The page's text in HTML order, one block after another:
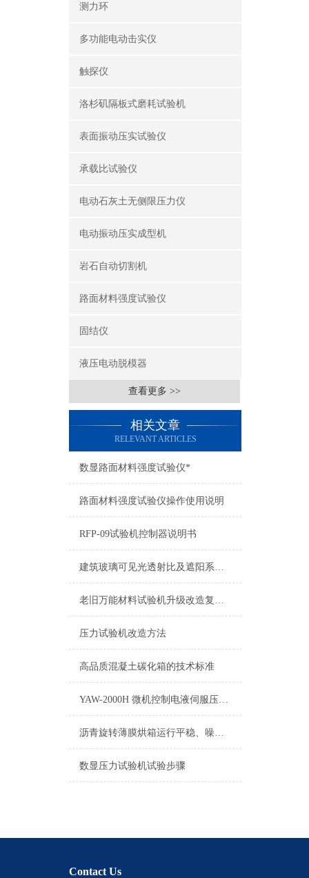
测力环
多功能电动击实仪
触探仪
洛杉矶隔板式磨耗试验机
表面振动压实试验仪
承载比试验仪
电动石灰土无侧限压力仪
电动振动压实成型机
岩石自动切割机
路面材料强度试验仪
固结仪
液压电动脱模器
查看更多 >>
相关文章
RELEVANT ARTICLES
数显路面材料强度试验仪*
路面材料强度试验仪操作使用说明
RFP-09试验机控制器说明书
建筑玻璃可见光透射比及遮阳系数检测仪国家新标准规范
老旧万能材料试验机升级改造复核新标准要求
压力试验机改造方法
高品质混凝土碳化箱的技术标准
YAW-2000H 微机控制电液伺服压力试验机技术说明
沥青旋转薄膜烘箱运行平稳、噪音小、经久耐用
数显压力试验机试验步骤
Contact Us